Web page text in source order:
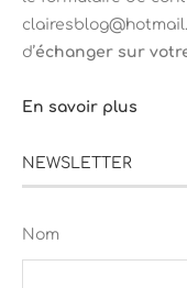
d’échanger sur
En savoir plus
NEWSLETTER
Nom